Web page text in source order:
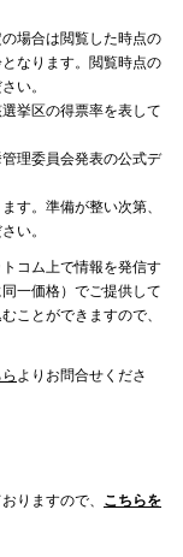
場合は閲覧した時点の
なります。閲覧時点の
い。
挙区の得票率を表して
理委員会発表の公式デ
す。準備が整い次第、
い。
コム上で情報を発信す
一価格）でご提供して
ことができますので、
よりお問合せくださ
りますので、 こちらを